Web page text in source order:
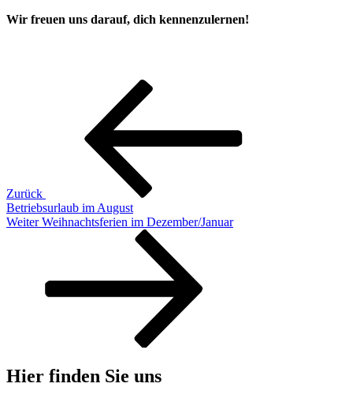
Wir freuen uns darauf, dich kennenzulernen!
Beitragsnavigation
Zurück
Betriebsurlaub im August
Nächster
Weiter Weihnachtsferien im Dezember/Januar
Hier finden Sie uns